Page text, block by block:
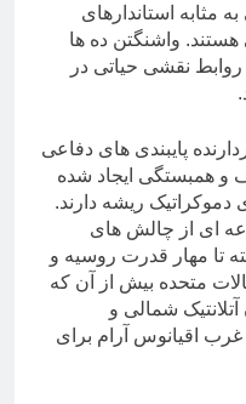
مثابه استاندارهای
واشنگتن ده ها
نقشی حیاتی در
پایبندی های دفاعی
و همبستگی ایجاد شده
ریشه دارند.
ای از چالش های
تا مهار قدرت روسیه و
متحده بیش از آن که
آتلانتیک شمالی و
غرب اقیانوس آرام برای